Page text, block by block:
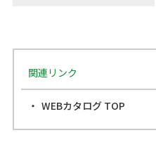
関連リンク
WEBカタログ TOP